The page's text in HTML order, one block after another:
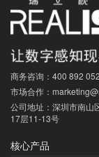
商务咨询： 400 892
市场合作：
公司地址： 深圳市南山
17层11-13号
核心产品